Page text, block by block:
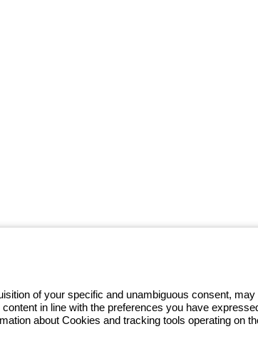
of your specific and unambiguous consent, may
in line with the preferences you have
about Cookies and tracking tools operating on